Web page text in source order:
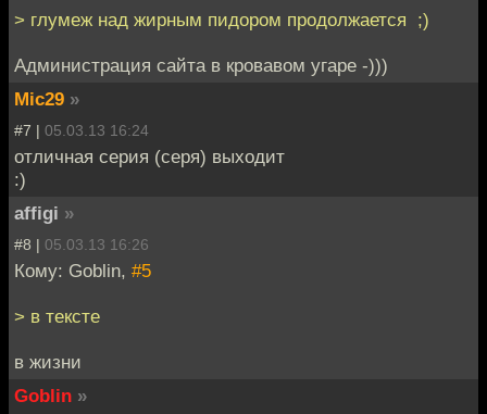
> глумеж над жирным пидором продолжается ;)
Администрация сайта в кровавом угаре -)))
Mic29 »
#7 | 05.03.13 16:24
отличная серия (серя) выходит
:)
affigi »
#8 | 05.03.13 16:26
Кому: Goblin, #5
> в тексте
в жизни
Goblin »